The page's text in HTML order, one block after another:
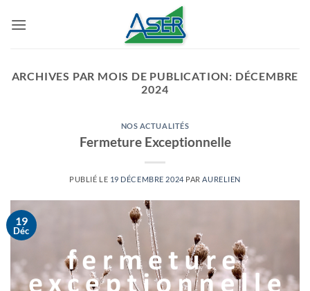
ARCHIVES PAR MOIS DE PUBLICATION: DÉCEMBRE
2024
NOS ACTUALITÉS
Fermeture Exceptionnelle
PUBLIÉ LE 19 DÉCEMBRE 2024 PAR AURELIEN
19
Déc